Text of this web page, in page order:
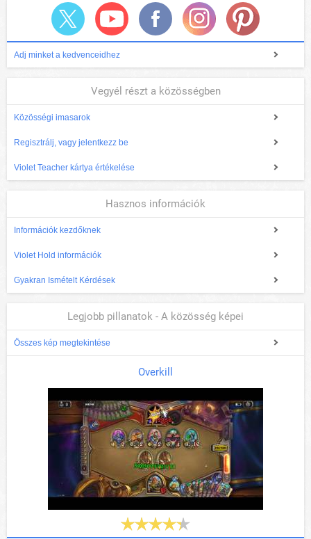
Adj minket a kedvenceidhez
Vegyél részt a közösségben
Közösségi imasarok
Regisztrálj, vagy jelentkezz be
Violet Teacher kártya értékelése
Hasznos információk
Információk kezdőknek
Violet Hold információk
Gyakran Ismételt Kérdések
Legjobb pillanatok - A közösség képei
Összes kép megtekintése
Overkill